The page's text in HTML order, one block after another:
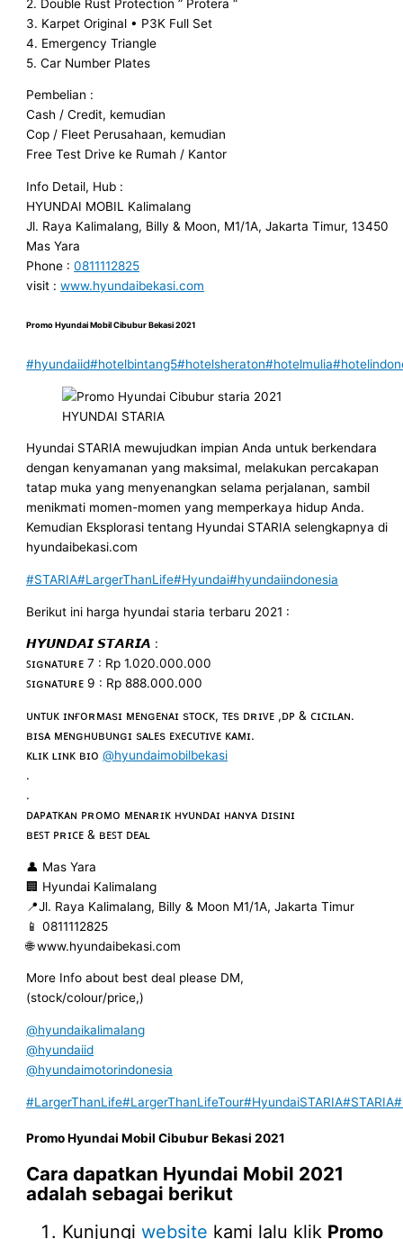
2. Double Rust Protection ” Protera “
3. Karpet Original • P3K Full Set
4. Emergency Triangle
5. Car Number Plates
Pembelian :
Cash / Credit, kemudian
Cop / Fleet Perusahaan, kemudian
Free Test Drive ke Rumah / Kantor
Info Detail, Hub :
HYUNDAI MOBIL Kalimalang
Jl. Raya Kalimalang, Billy & Moon, M1/1A, Jakarta Timur, 13450
Mas Yara
Phone :0811112825
visit :www.hyundaibekasi.com
Promo Hyundai MobilCibuburBekasi 2021
#hyundaiid#hotelbintang5#hotelsheraton#hotelmulia
HYUNDAI STARIA
Hyundai STARIA mewujudkan impian Anda untuk berkendara
dengan kenyamanan yang maksimal, melakukan percakapan
tatap muka yang menyenangkan selama perjalanan, sambil
menikmati momen-momen yang memperkaya hidup Anda.
Kemudian Eksplorasi tentang Hyundai STARIA selengkapnya di
hyundaibekasi.com
#STARIA#LargerThanLife#Hyundai#hyundaiindonesia
Berikut ini harga hyundai staria terbaru 2021 :
𝙃𝙔𝙐𝙉𝘿𝘼𝙄 𝙎𝙏𝘼𝙍𝙄𝘼 :
ꜱɪɢɴᴀᴛᴜʀᴇ 7 : Rp 1.020.000.000
ꜱɪɢɴᴀᴛᴜʀᴇ 9 : Rp 888.000.000
ᴜɴᴛᴜᴋ ɪɴғᴏʀᴍᴀsɪ ᴍᴇɴɢᴇɴᴀɪ sᴛᴏᴄᴋ, ᴛᴇs ᴅʀɪᴠᴇ ,ᴅᴘ & ᴄɪᴄɪʟᴀɴ.
ʙɪsᴀ ᴍᴇɴɢʜᴜʙᴜɴɢɪ sᴀʟᴇs ᴇxᴇᴄᴜᴛɪᴠᴇ ᴋᴀᴍɪ.
ᴋʟɪᴋ ʟɪɴᴋ ʙɪᴏ@hyundaimobilbekasi
.
.
ᴅᴀᴘᴀᴛᴋᴀɴ ᴘʀᴏᴍᴏ ᴍᴇɴᴀʀɪᴋ ʜʏᴜɴᴅᴀɪ ʜᴀɴʏᴀ ᴅɪsɪɴɪ
ʙᴇꜱᴛ ᴘʀɪᴄᴇ & ʙᴇꜱᴛ ᴅᴇᴀʟ
👤 Mas Yara
🏢 Hyundai Kalimalang
📍Jl. Raya Kalimalang, Billy & Moon M1/1A, Jakarta Timur
📱 0811112825
🌐 www.hyundaibekasi.com
More Info about best deal please DM,
(stock/colour/price,)
@hyundaikalimalang
@hyundaiid
@hyundaimotorindonesia
#LargerThanLife#LargerThanLifeTour#HyundaiSTARIA#STARIA
PromoHyundai Mobil CibuburBekasi 2021
Cara dapatkan Hyundai Mobil 2021
adalah sebagai berikut
Kunjungiwebsite kami lalu klik Promo